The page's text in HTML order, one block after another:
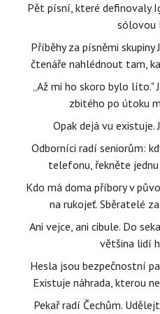
Pět písní, které definovaly
sólovou
Příběhy za písněmi skupiny
čtenáře nahlédnout tam,
„Až mi ho skoro bylo líto."
zbitého po útoku
Opak dejá vu
Odborníci radí seniorům:
telefonu, řekněte
Kdo má doma příbory v
na rukojeť. Sběratelé
Ani vejce, ani cibule. Do
většina lidí
Hesla jsou bezpečnostní
Existuje náhrada, kterou
Pekař radí Čechům.